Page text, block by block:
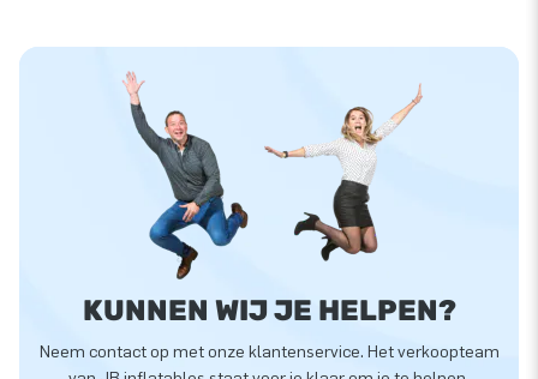
KUNNEN WIJ JE HELPEN?
Neem contact op met onze klantenservice. Het verkoopteam